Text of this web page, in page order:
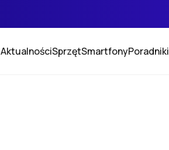
AktualnościSprzętSmartfonyPoradniki